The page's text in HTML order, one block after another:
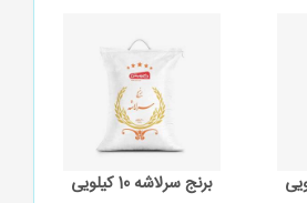
برنج هاشمی ۱۰ کیلویی درجه یک